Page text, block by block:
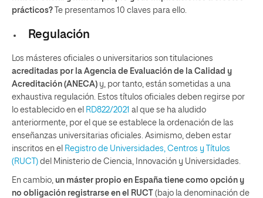
prácticos?
Te presentamos 10 claves para ello.
Regulación
Los másteres oficiales o universitarios son titulaciones
acreditadas por la Agencia de Evaluación de la Calidad y
Acreditación (ANECA) y, por tanto, están sometidas a una
exhaustiva regulación. Estos títulos oficiales deben regirse por
lo establecido en el RD822/2021 al que se ha aludido
anteriormente, por el que se establece la ordenación de las
enseñanzas universitarias oficiales. Asimismo, deben estar
inscritos en el Registro de Universidades, Centros y Títulos
(RUCT) del Ministerio de Ciencia, Innovación y Universidades.
En cambio, un máster propio en España tiene como opción y
no obligación registrarse en el RUCT (bajo la denominación de